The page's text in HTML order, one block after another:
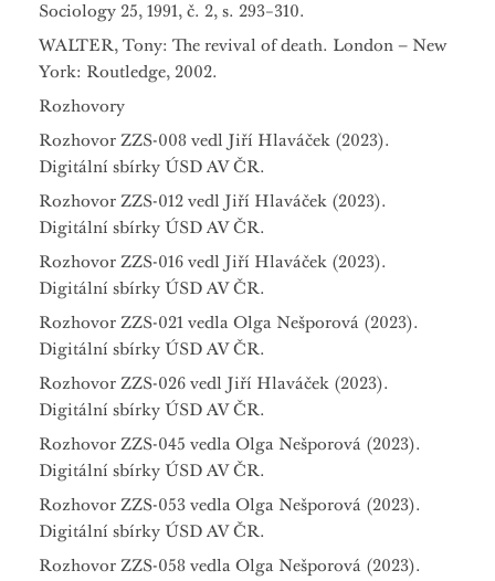
Sociology 25, 1991, č. 2, s. 293−310.
WALTER, Tony: The revival of death. London – New
York: Routledge, 2002.
Rozhovory
Rozhovor ZZS-008 vedl Jiří Hlaváček (2023).
Digitální sbírky ÚSD AV ČR.
Rozhovor ZZS-012 vedl Jiří Hlaváček (2023).
Digitální sbírky ÚSD AV ČR.
Rozhovor ZZS-016 vedl Jiří Hlaváček (2023).
Digitální sbírky ÚSD AV ČR.
Rozhovor ZZS-021 vedla Olga Nešporová (2023).
Digitální sbírky ÚSD AV ČR.
Rozhovor ZZS-026 vedl Jiří Hlaváček (2023).
Digitální sbírky ÚSD AV ČR.
Rozhovor ZZS-045 vedla Olga Nešporová (2023).
Digitální sbírky ÚSD AV ČR.
Rozhovor ZZS-053 vedla Olga Nešporová (2023).
Digitální sbírky ÚSD AV ČR.
Rozhovor ZZS-058 vedla Olga Nešporová (2023).